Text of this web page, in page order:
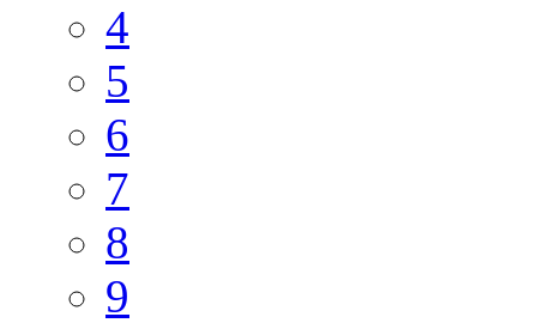
4
5
6
7
8
9